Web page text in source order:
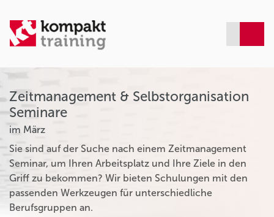
Zeitmanagement & Selbstorganisation
Seminare
im März
Sie sind auf der Suche nach einem Zeitmanagement
Seminar, um Ihren Arbeitsplatz und Ihre Ziele in den
Griff zu bekommen? Wir bieten Schulungen mit den
passenden Werkzeugen für unterschiedliche
Berufsgruppen an.